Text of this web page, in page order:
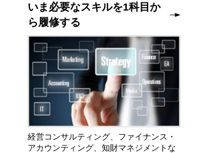
いま必要なスキルを1科目か
ら履修する
経営コンサルティング、ファイナンス・
アカウンティング、知財マネジメントな